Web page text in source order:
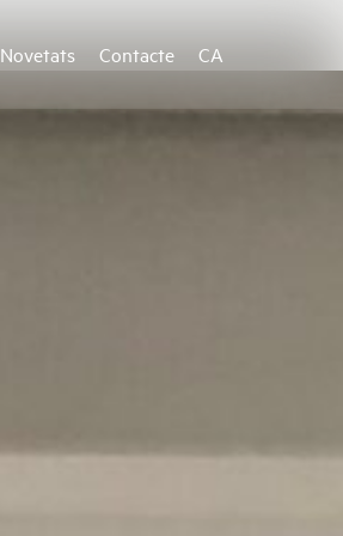
Novetats Contacte CA